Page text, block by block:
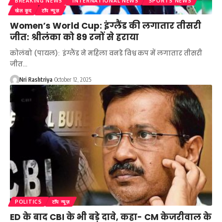
खेल कूद
टॉप न्यूज़
Women’s World Cup: इंग्लैंड की लगातार तीसरी
जीत: श्रीलंका को 89 रनों से हराया
कोलंबो (पायल): इंग्लैंड ने महिला वनडे विश्व कप में लगातार तीसरी
जीत…
Nri Rashtriya October 12, 2025
POLITICS टॉप न्यूज़
ED के बाद CBI के भी बड़े दावे, कहा- CM केजरीवाल के